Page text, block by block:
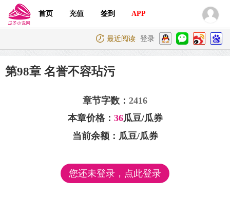
首页 充值 签到 APP
最近阅读 登录
第98章 名誉不容玷污
章节字数： 2416
本章价格： 36瓜豆/瓜券
当前余额： 瓜豆/瓜券
您还未登录，点此登录